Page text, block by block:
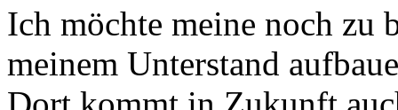
Ich möchte meine noch zu
meinem Unterstand